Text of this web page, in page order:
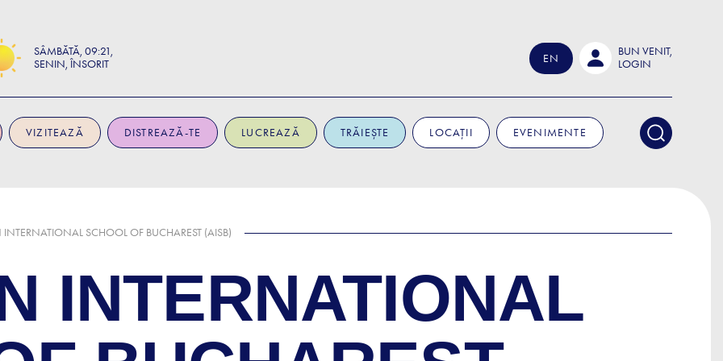
SÂMBĂTĂ 09:21
SENIN, ÎNSORIT
EN
BUN VENIT,
LOGIN
VIZITEAZĂ DISTREAZĂ-TE LUCREAZĂ TRĂIEȘTE LOCAȚII EVENIMENTE
SCHOOL OF BUCHAREST (AISB)
INTERNATIONAL